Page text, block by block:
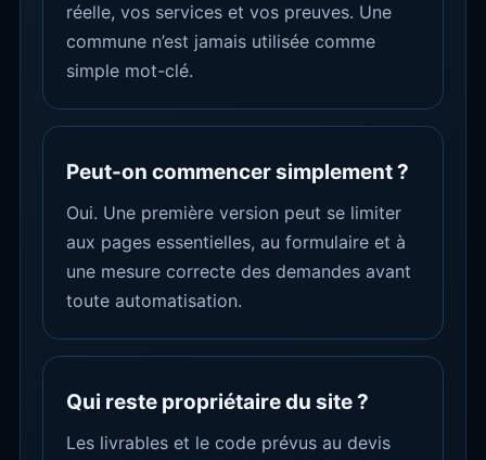
réelle, vos services et vos preuves. Une
commune n’est jamais utilisée comme
simple mot-clé.
Peut-on commencer simplement ?
Oui. Une première version peut se limiter
aux pages essentielles, au formulaire et à
une mesure correcte des demandes avant
toute automatisation.
Qui reste propriétaire du site ?
Les livrables et le code prévus au devis